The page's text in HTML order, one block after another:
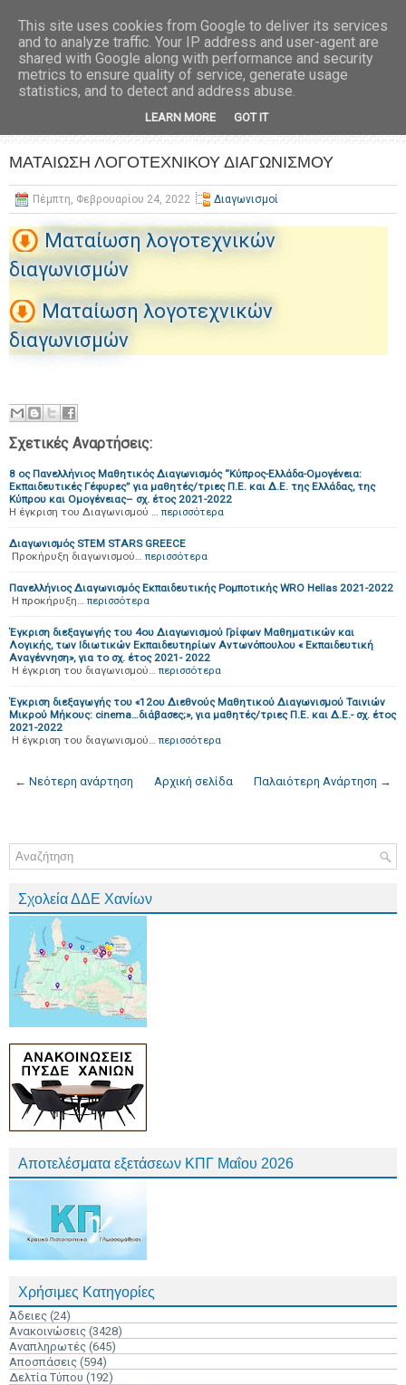
ΜΑΤΑΙΩΣΗ ΛΟΓΟΤΕΧΝΙΚΟΥ ΔΙΑΓΩΝΙΣΜΟΥ
Πέμπτη, Φεβρουαρίου 24, 2022 Διαγωνισμοί
Ματαίωση λογοτεχνικών
διαγωνισμών
Ματαίωση λογοτεχνικών
διαγωνισμών
Σχετικές Αναρτήσεις:
8 ος Πανελλήνιος Μαθητικός Διαγωνισμός “Κύπρος-Ελλάδα-Ομογένεια:
Εκπαιδευτικές Γέφυρες” για μαθητές/τριες Π.Ε. και Δ.Ε. της Ελλάδας, της
Κύπρου και Ομογένειας– σχ. έτος 2021-2022
Η έγκριση του Διαγωνισμού … περισσότερα
Διαγωνισμός STEM STARS GREECE
Προκήρυξη διαγωνισμού… περισσότερα
Πανελλήνιος Διαγωνισμός Εκπαιδευτικής Ρομποτικής WRO Hellas 2021-2022
Η προκήρυξη… περισσότερα
Έγκριση διεξαγωγής του 4ου Διαγωνισμού Γρίφων Μαθηματικών και
Λογικής, των Ιδιωτικών Εκπαιδευτηρίων Αντωνόπουλου « Εκπαιδευτική
Αναγέννηση», για το σχ. έτος 2021- 2022
Η έγκριση του διαγωνισμού… περισσότερα
Έγκριση διεξαγωγής του «12ου Διεθνούς Μαθητικού Διαγωνισμού Ταινιών
Μικρού Μήκους: cinema…διάβασες;», για μαθητές/τριες Π.Ε. και Δ.Ε.- σχ. έτος
2021-2022
Η έγκριση του διαγωνισμού… περισσότερα
← Νεότερη ανάρτηση Παλαιότερη Ανάρτηση →
Αρχική σελίδα
Σχολεία ΔΔΕ Χανίων
Αποτελέσματα εξετάσεων ΚΠΓ Μαΐου 2026
Χρήσιμες Κατηγορίες
Άδειες (24)
Ανακοινώσεις (3428)
Αναπληρωτές (645)
Αποσπάσεις (594)
Δελτία Τύπου (192)
This site uses cookies from Google to deliver its services
and to analyze traffic. Your IP address and user-agent are
shared with Google along with performance and security
metrics to ensure quality of service, generate usage
statistics, and to detect and address abuse.
LEARN MORE GOT IT